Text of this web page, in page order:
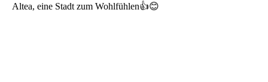
Altea, eine Stadt zum Wohlfühlen👍😊